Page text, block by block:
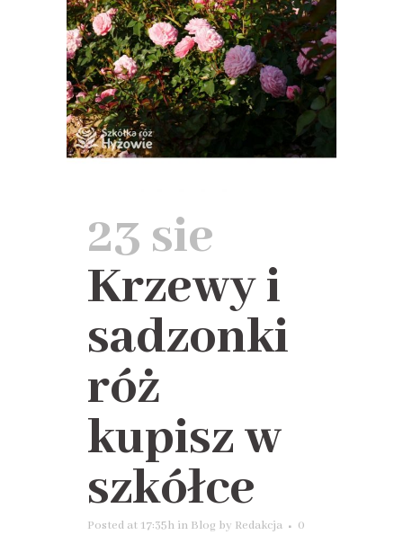
23 sie
Krzewy i
sadzonki
róż
kupisz w
szkółce
Posted at 17:35h in Blog by Redakcja
0